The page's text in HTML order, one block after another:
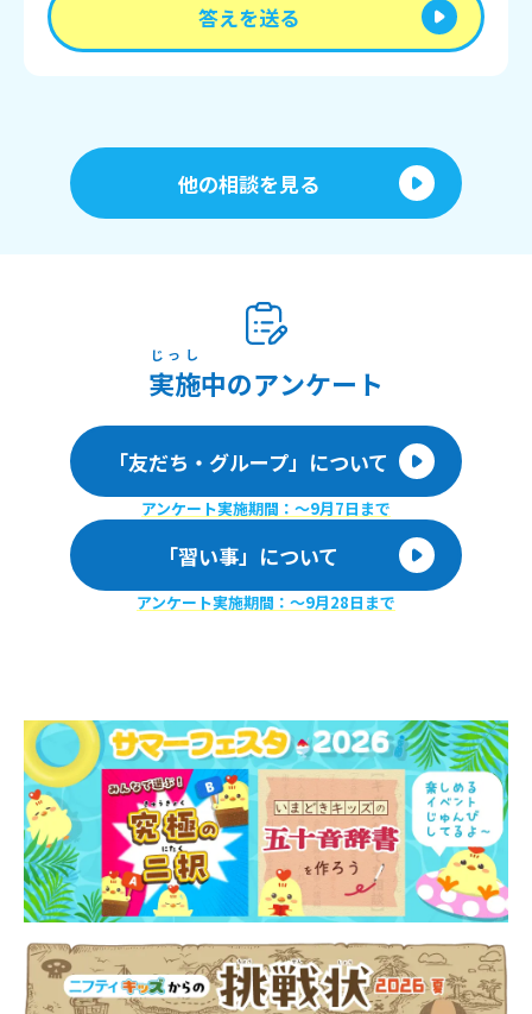
答えを送る
他の相談を見る
実施
じっし
中のアンケート
「友だち・グループ」について
アンケート実施期間：〜9月7日まで
「習い事」について
アンケート実施期間：〜9月28日まで